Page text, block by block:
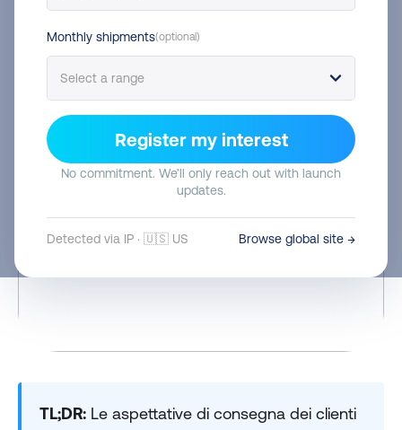
TL;DR: Le aspettative di consegna dei clienti
Monthly shipments(optional)
Register my interest
No commitment. We’ll only reach out with launch
updates.
Detected via IP · 🇺🇸 US Browse global site →